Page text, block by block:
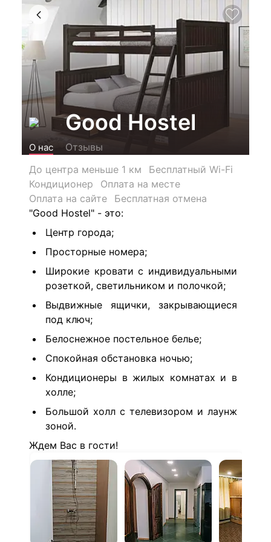
Good Hostel
О нас
Отзывы
До центра меньше 1 км
Бесплатный Wi-Fi
Кондиционер
Оплата на месте
Оплата на сайте
Бесплатная отмена
"Good Hostel" - это:
Центр города;
Просторные номера;
Широкие кровати с индивидуальными
розеткой, светильником и полочкой;
Выдвижные ящички, закрывающиеся
под ключ;
Белоснежное постельное белье;
Спокойная обстановка ночью;
Кондиционеры в жилых комнатах и в
холле;
Большой холл с телевизором и лаунж
зоной.
Ждем Вас в гости!